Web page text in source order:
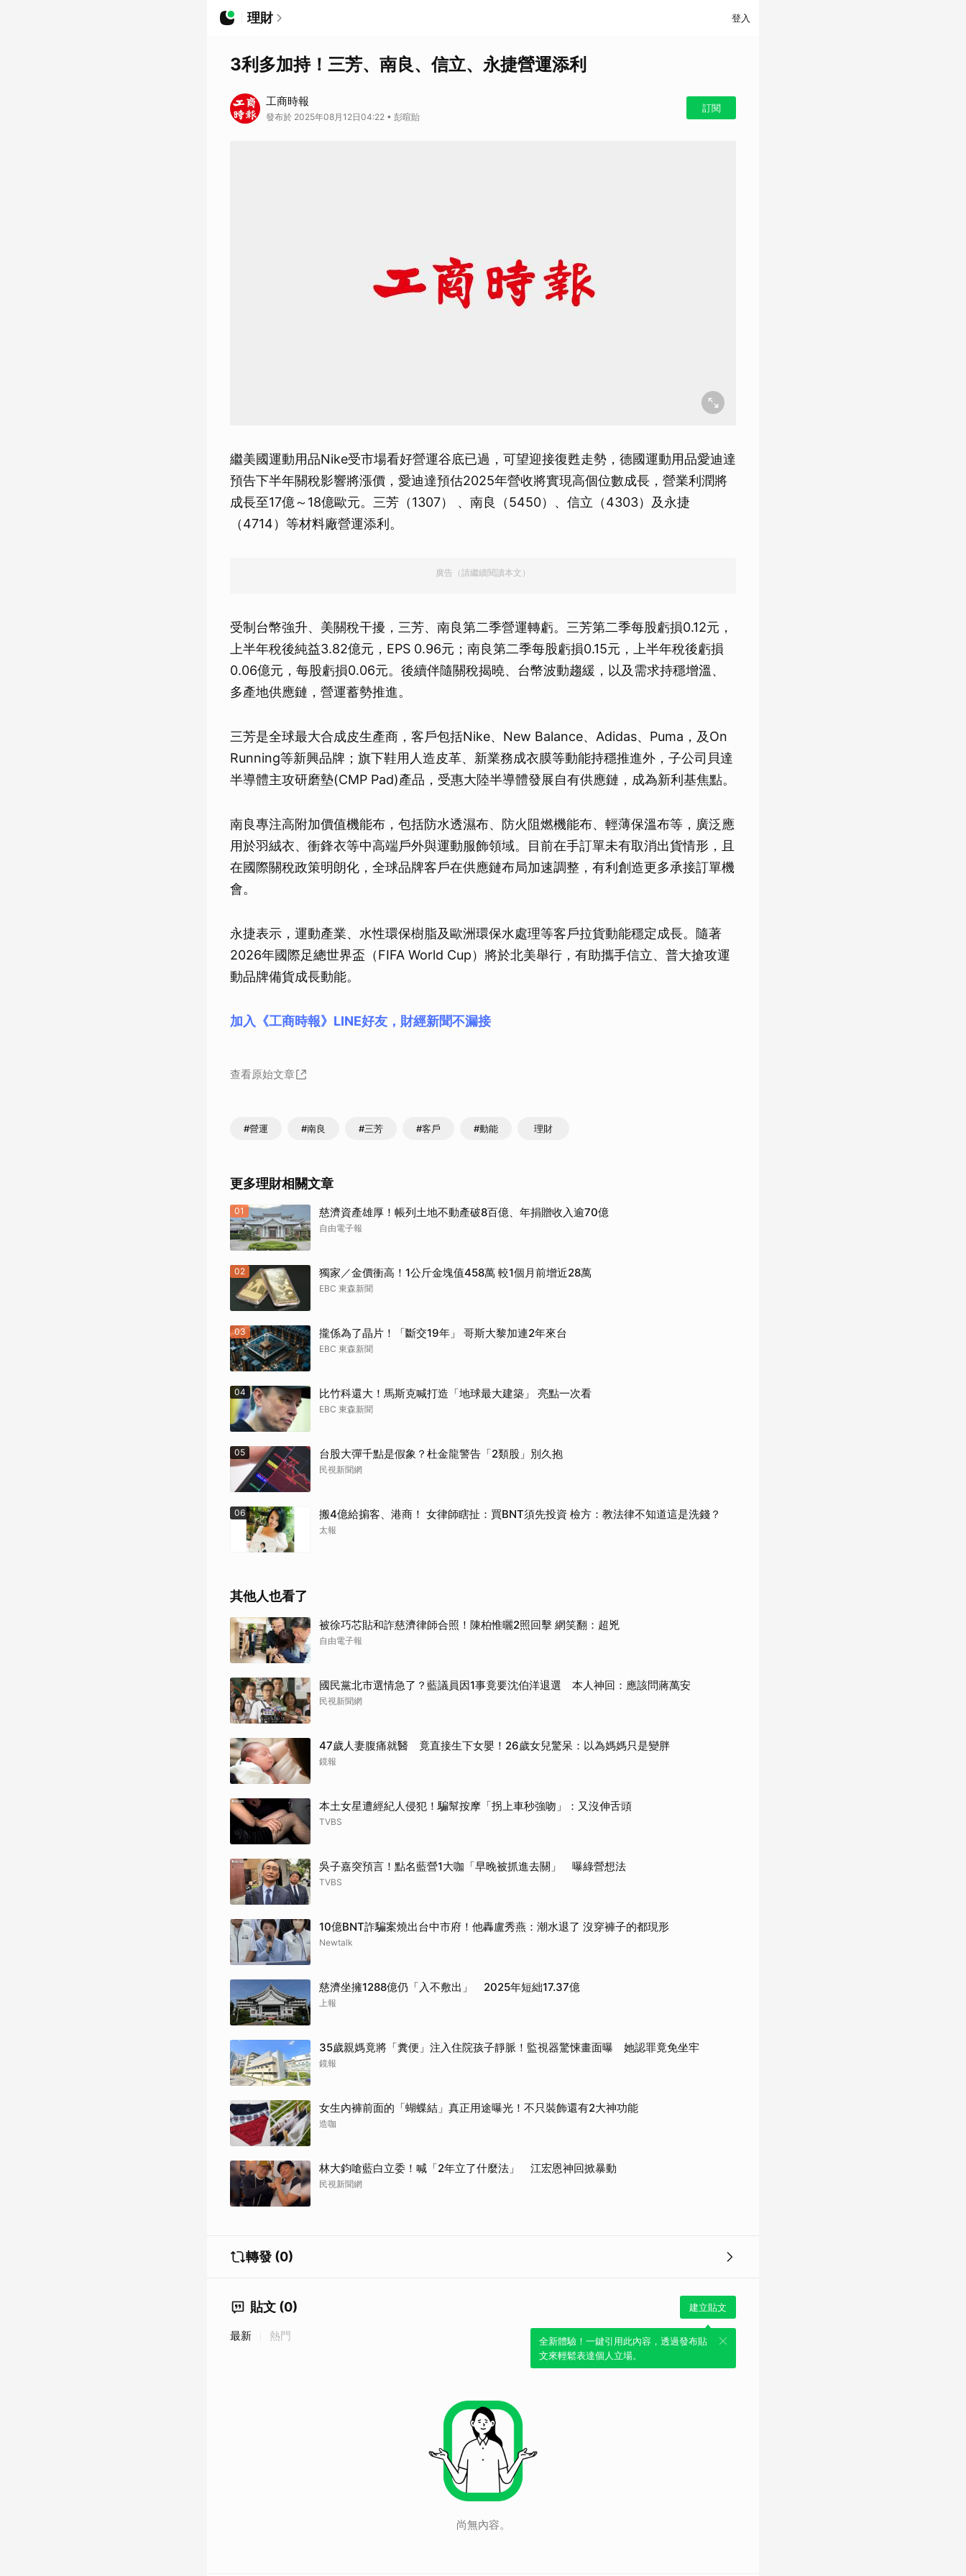
理財 登入
3利多加持！三芳、南良、信立、永捷營運添利
工商時報
發布於 2025年08月12日04:22 • 彭暄貽
訂閱
繼美國運動用品Nike受市場看好營運谷底已過，可望迎接復甦走勢，德國運動用品愛迪達
預告下半年關稅影響將漲價，愛迪達預估2025年營收將實現高個位數成長，營業利潤將
成長至17億～18億歐元。三芳（1307） 、南良（5450）、信立（4303）及永捷
（4714）等材料廠營運添利。
廣告（請繼續閱讀本文）
受制台幣強升、美關稅干擾，三芳、南良第二季營運轉虧。三芳第二季每股虧損0.12元，
上半年稅後純益3.82億元，EPS 0.96元；南良第二季每股虧損0.15元，上半年稅後虧損
0.06億元，每股虧損0.06元。後續伴隨關稅揭曉、台幣波動趨緩，以及需求持穩增溫、
多產地供應鏈，營運蓄勢推進。
三芳是全球最大合成皮生產商，客戶包括Nike、New Balance、Adidas、Puma，及On
Running等新興品牌；旗下鞋用人造皮革、新業務成衣膜等動能持穩推進外，子公司貝達
半導體主攻研磨墊(CMP Pad)產品，受惠大陸半導體發展自有供應鏈，成為新利基焦點。
南良專注高附加價值機能布，包括防水透濕布、防火阻燃機能布、輕薄保溫布等，廣泛應
用於羽絨衣、衝鋒衣等中高端戶外與運動服飾領域。目前在手訂單未有取消出貨情形，且
在國際關稅政策明朗化，全球品牌客戶在供應鏈布局加速調整，有利創造更多承接訂單機
會。
永捷表示，運動產業、水性環保樹脂及歐洲環保水處理等客戶拉貨動能穩定成長。隨著
2026年國際足總世界盃（FIFA World Cup）將於北美舉行，有助攜手信立、普大搶攻運
動品牌備貨成長動能。
加入《工商時報》LINE好友，財經新聞不漏接
查看原始文章
#營運 #南良 #三芳 #客戶 #動能 理財
更多理財相關文章
01 慈濟資產雄厚！帳列土地不動產破8百億、年捐贈收入逾70億
自由電子報
02 獨家／金價衝高！1公斤金塊值458萬 較1個月前增近28萬
EBC 東森新聞
03 攏係為了晶片！「斷交19年」 哥斯大黎加連2年來台
EBC 東森新聞
04 比竹科還大！馬斯克喊打造「地球最大建築」 亮點一次看
EBC 東森新聞
05 台股大彈千點是假象？杜金龍警告「2類股」別久抱
民視新聞網
06 搬4億給掮客、港商！ 女律師瞎扯：買BNT須先投資 檢方：教法律不知道這是洗錢？
太報
其他人也看了
被徐巧芯貼和詐慈濟律師合照！陳柏惟曬2照回擊 網笑翻：超兇
自由電子報
國民黨北市選情急了？藍議員因1事竟要沈伯洋退選 本人神回：應該問蔣萬安
民視新聞網
47歲人妻腹痛就醫 竟直接生下女嬰！26歲女兒驚呆：以為媽媽只是變胖
鏡報
本土女星遭經紀人侵犯！騙幫按摩「拐上車秒強吻」：又沒伸舌頭
TVBS
吳子嘉突預言！點名藍營1大咖「早晚被抓進去關」 曝綠營想法
TVBS
10億BNT詐騙案燒出台中市府！他轟盧秀燕：潮水退了 沒穿褲子的都現形
Newtalk
慈濟坐擁1288億仍「入不敷出」 2025年短絀17.37億
上報
35歲親媽竟將「糞便」注入住院孩子靜脈！監視器驚悚畫面曝 她認罪竟免坐牢
鏡報
女生內褲前面的「蝴蝶結」真正用途曝光！不只裝飾還有2大神功能
造咖
林大鈞嗆藍白立委！喊「2年立了什麼法」 江宏恩神回掀暴動
民視新聞網
轉發 (0)
貼文 (0) 建立貼文
全新體驗！一鍵引用此內容，透過發布貼
文來輕鬆表達個人立場。
最新 熱門
尚無內容。
取消